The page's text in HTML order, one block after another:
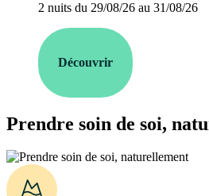
2 nuits du 29/08/26 au 31/08/26
Découvrir
Prendre soin de soi,